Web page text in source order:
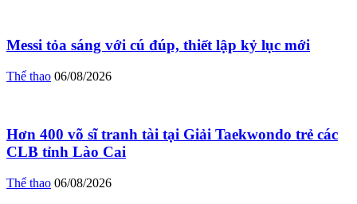
Messi tỏa sáng với cú đúp, thiết lập kỷ lục mới
Thể thao 06/08/2026
Hơn 400 võ sĩ tranh tài tại Giải Taekwondo trẻ các
CLB tỉnh Lào Cai
Thể thao 06/08/2026